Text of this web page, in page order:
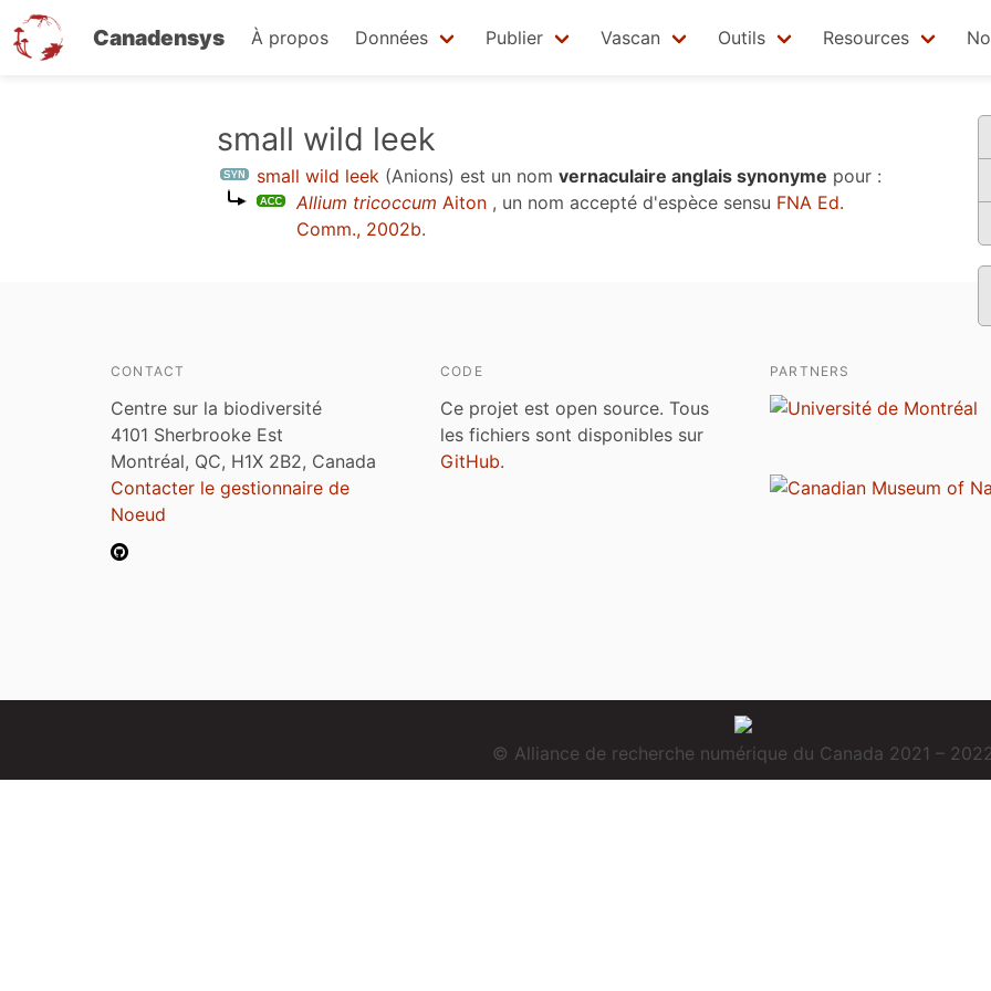
Canadensys À propos Données Publier Vascan Outils Resources
small wild leek
small wild leek (Anions) est un nom vernaculaire anglais synonyme pour :
Allium tricoccum Aiton , un nom accepté d'espèce sensu FNA Ed.
Comm., 2002b.
CONTACT
Centre sur la biodiversité
4101 Sherbrooke Est
Montréal, QC, H1X 2B2, Canada
Contacter le gestionnaire de
Noeud
CODE
Ce projet est open source. Tous
les fichiers sont disponibles sur
GitHub.
PARTNERS
© Alliance de recherche numérique du Canada 2021 –